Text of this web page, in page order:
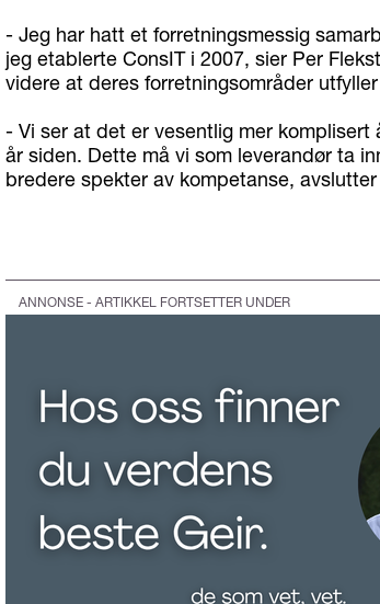
- Jeg har hatt et forretningsmessig
jeg etablerte ConsIT i 2007, sier Per
videre at deres forretningsområder
- Vi ser at det er vesentlig mer
år siden. Dette må vi som leverandør ta
bredere spekter av kompetanse,
ANNONSE - ARTIKKEL FORTSETTER UNDER